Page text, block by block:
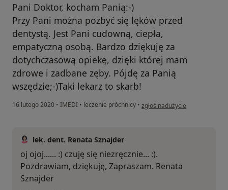
Pani Doktor, kocham Panią:-)
Przy Pani można pozbyć się lęków przed
dentystą. Jest Pani cudowną, ciepła,
empatyczną osobą. Bardzo dziękuję za
dotychczasową opiekę, dzięki której mam
zdrowe i zadbane zęby. Pójdę za Panią
wszędzie;-)Taki lekarz to skarb!
16 lutego 2020 • IMEDI • leczenie próchnicy • w opinii użytkownika Elżbieta
zgłoś nadużycie
lek. dent. Renata Sznajder
oj ojoj...... :) czuję się niezręcznie... :).
Pozdrawiam, dziękuję, Zapraszam. Renata
Sznajder